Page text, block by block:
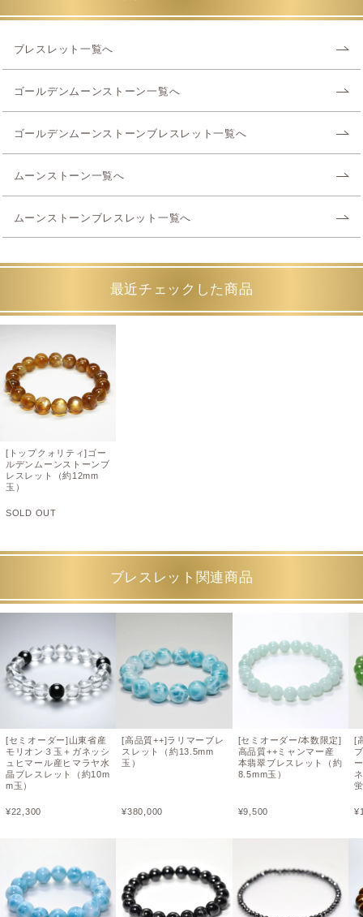
ブレスレット一覧へ
ゴールデンムーンストーン一覧へ
ゴールデンムーンストーンブレスレット一覧へ
ムーンストーン一覧へ
ムーンストーンブレスレット一覧へ
最近チェックした商品
[トップクォリティ]ゴー
ルデンムーンストーンブ
レスレット（約12mm
玉）
SOLD OUT
ブレスレット関連商品
[セミオーダー]山東省産
モリオン３玉＋ガネッシ
ュヒマール産ヒマラヤ水
晶ブレスレット（約10m
m玉）
¥22,300
[高品質++]ラリマーブレ
スレット（約13.5mm
玉）
¥380,000
[セミオーダー/本数限定]
高品質++ミャンマー産
本翡翠ブレスレット（約
8.5mm玉）
¥9,500
[
¥